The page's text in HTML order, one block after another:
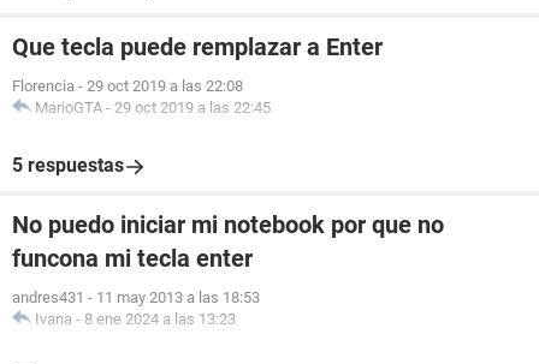
Que tecla puede remplazar a Enter
Florencia - 29 oct 2019 a las 22:08
MarioGTA - 29 oct 2019 a las 22:45
5 respuestas
No puedo iniciar mi notebook por que no
funcona mi tecla enter
andres431 - 11 may 2013 a las 18:53
Ivana - 8 ene 2024 a las 13:23